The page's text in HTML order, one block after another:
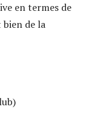
en termes de
bien de la